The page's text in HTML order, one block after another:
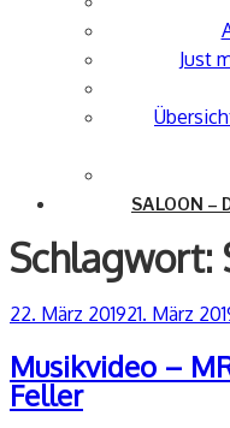
Just
SALOON –
Schlagwort:
Veröffentlicht
22. März 201921. März
Musikvideo –
Feller